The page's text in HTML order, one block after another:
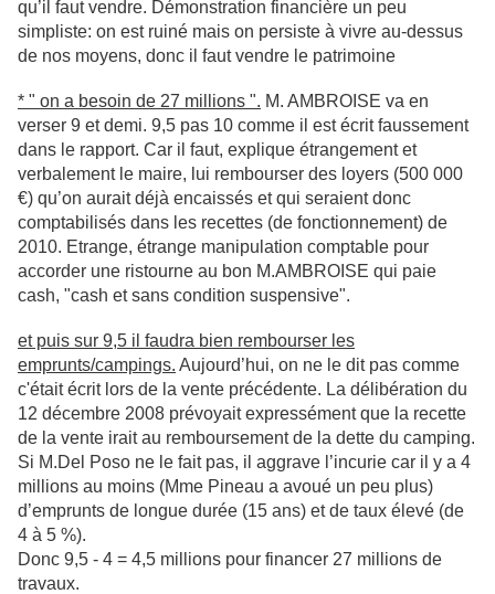
qu’il faut vendre. Démonstration financière un peu
simpliste: on est ruiné mais on persiste à vivre au-dessus
de nos moyens, donc il faut vendre le patrimoine
* " on a besoin de 27 millions ". M. AMBROISE va en
verser 9 et demi. 9,5 pas 10 comme il est écrit faussement
dans le rapport. Car il faut, explique étrangement et
verbalement le maire, lui rembourser des loyers (500 000
€) qu’on aurait déjà encaissés et qui seraient donc
comptabilisés dans les recettes (de fonctionnement) de
2010. Etrange, étrange manipulation comptable pour
accorder une ristourne au bon M.AMBROISE qui paie
cash, "cash et sans condition suspensive".
et puis sur 9,5 il faudra bien rembourser les
emprunts/campings. Aujourd’hui, on ne le dit pas comme
c'était écrit lors de la vente précédente. La délibération du
12 décembre 2008 prévoyait expressément que la recette
de la vente irait au remboursement de la dette du camping.
Si M.Del Poso ne le fait pas, il aggrave l’incurie car il y a 4
millions au moins (Mme Pineau a avoué un peu plus)
d’emprunts de longue durée (15 ans) et de taux élevé (de
4 à 5 %).
Donc 9,5 - 4 = 4,5 millions pour financer 27 millions de
travaux.